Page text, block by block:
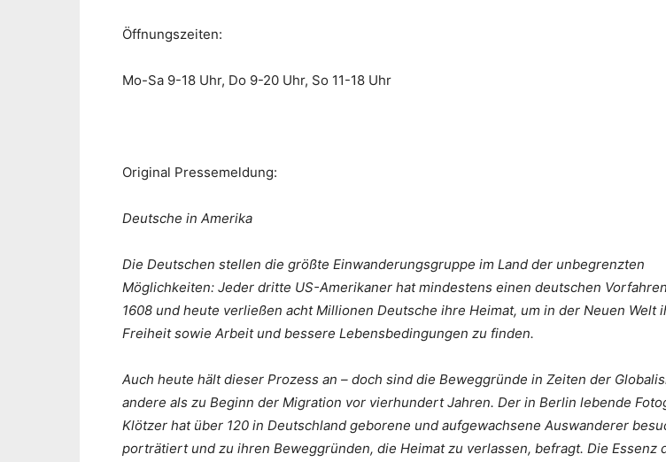
Öffnungszeiten:
Mo-Sa 9-18 Uhr, Do 9-20 Uhr, So 11-18 Uhr
Original Pressemeldung:
Deutsche in Amerika
Die Deutschen stellen die größte Einwanderungsgruppe im Land der unbegrenzten
Möglichkeiten: Jeder dritte US-Amerikaner hat mindestens einen deutschen
1608 und heute verließen acht Millionen Deutsche ihre Heimat, um in der Neuen Welt
Freiheit sowie Arbeit und bessere Lebensbedingungen zu finden.
Auch heute hält dieser Prozess an – doch sind die Beweggründe in Zeiten der
andere als zu Beginn der Migration vor vierhundert Jahren. Der in Berlin lebende
Klötzer hat über 120 in Deutschland geborene und aufgewachsene Auswanderer
porträtiert und zu ihren Beweggründen, die Heimat zu verlassen, befragt. Die Essenz